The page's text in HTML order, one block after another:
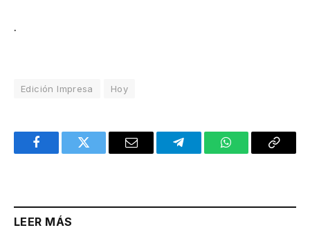
.
Edición Impresa Hoy
FacebookTwitter Email TelegramWhatsAppCopy
LEER MÁS